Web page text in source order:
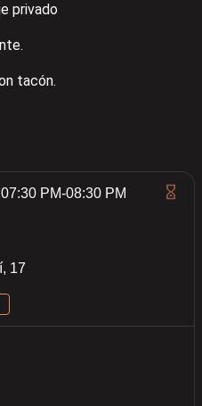
privado
tacón.
PM-08:30 PM
17